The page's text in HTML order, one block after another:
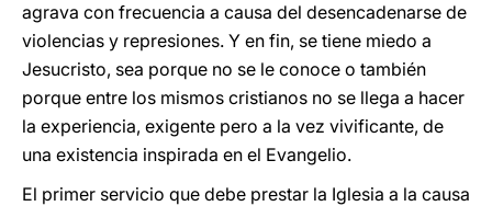
agrava con frecuencia a causa del desencadenarse de
violencias y represiones. Y en fin, se tiene miedo a
Jesucristo, sea porque no se le conoce o también
porque entre los mismos cristianos no se llega a hacer
la experiencia, exigente pero a la vez vivificante, de
una existencia inspirada en el Evangelio.
El primer servicio que debe prestar la Iglesia a la causa